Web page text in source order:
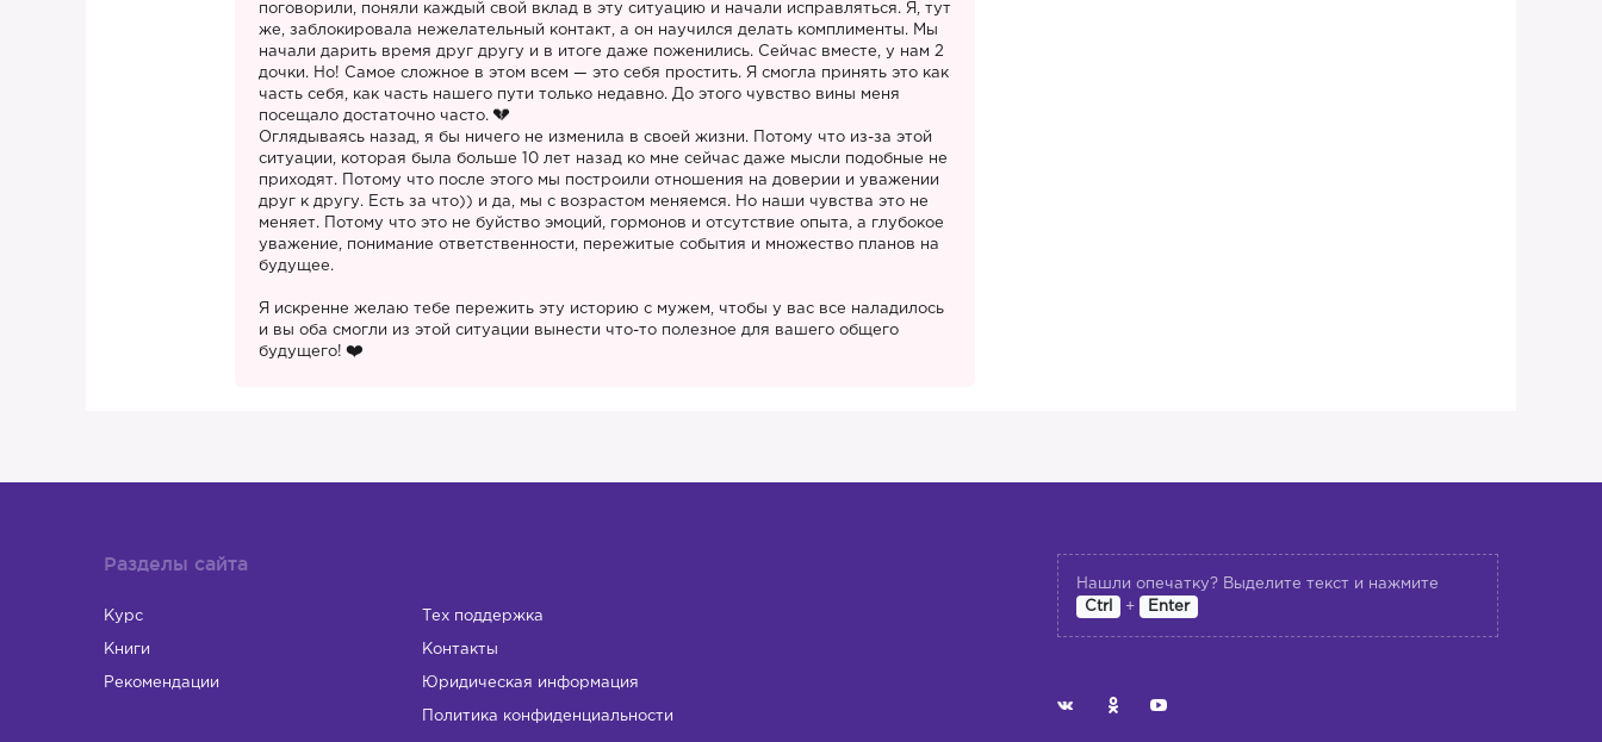
поговорили, поняли каждый свой вклад в эту ситуацию и начали исправляться. Я, тут
же, заблокировала нежелательный контакт, а он научился делать комплименты. Мы
начали дарить время друг другу и в итоге даже поженились. Сейчас вместе, у нам 2
дочки. Но! Самое сложное в этом всем — это себя простить. Я смогла принять это как
часть себя, как часть нашего пути только недавно. До этого чувство вины меня
посещало достаточно часто.
Оглядываясь назад, я бы ничего не изменила в своей жизни. Потому что из-за этой
ситуации, которая была больше 10 лет назад ко мне сейчас даже мысли подобные не
приходят. Потому что после этого мы построили отношения на доверии и уважении
друг к другу. Есть за что)) и да, мы с возрастом меняемся. Но наши чувства это не
меняет. Потому что это не буйство эмоций, гормонов и отсутствие опыта, а глубокое
уважение, понимание ответственности, пережитые события и множество планов на
будущее.
Я искренне желаю тебе пережить эту историю с мужем, чтобы у вас все наладилось
и вы оба смогли из этой ситуации вынести что-то полезное для вашего общего
будущего!
Разделы сайта
Курс
Книги
Рекомендации
Тех поддержка
Контакты
Юридическая информация
Политика конфиденциальности
Нашли опечатку? Выделите текст и нажмите
Ctrl
+ Enter